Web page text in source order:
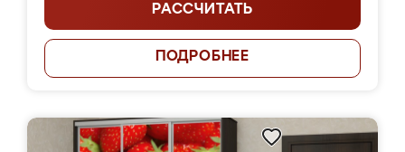
РАССЧИТАТЬ
ПОДРОБНЕЕ